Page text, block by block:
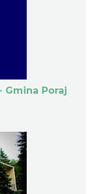
Gmina Poraj